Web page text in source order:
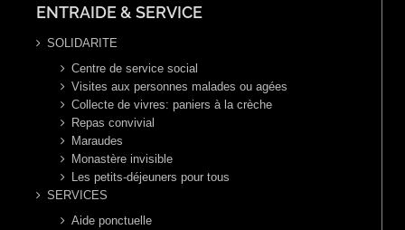
ENTRAIDE & SERVICE
SOLIDARITE
Centre de service social
Visites aux personnes malades ou agées
Collecte de vivres: paniers à la crèche
Repas convivial
Maraudes
Monastère invisible
Les petits-déjeuners pour tous
SERVICES
Aide ponctuelle